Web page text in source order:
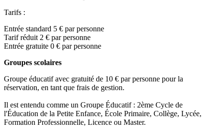
Tarifs :
Entrée standard 5 € par personne
Tarif réduit 2 € par personne
Entrée gratuite 0 € par personne
Groupes scolaires
Groupe éducatif avec gratuité de 10 € par personne pour la
réservation, en tant que frais de gestion.
Il est entendu comme un Groupe Éducatif : 2ème Cycle de
l'Éducation de la Petite Enfance, École Primaire, Collège, Lycée,
Formation Professionnelle, Licence ou Master.